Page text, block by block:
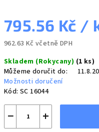
795.56 Kč /
962.63 Kč včetně DPH
cena:
Skladem (Rokycany) (1 ks)
Můžeme doručit do:
Možnosti doručení
Kód: SC 16044
+
−